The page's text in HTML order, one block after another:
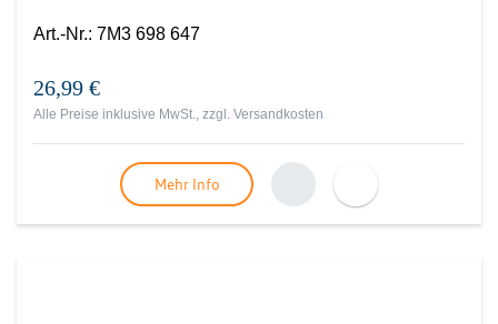
Art.-Nr.: 7M3 698 647
26,99 €
Alle Preise inklusive MwSt., zzgl. Versandkosten
Mehr Info